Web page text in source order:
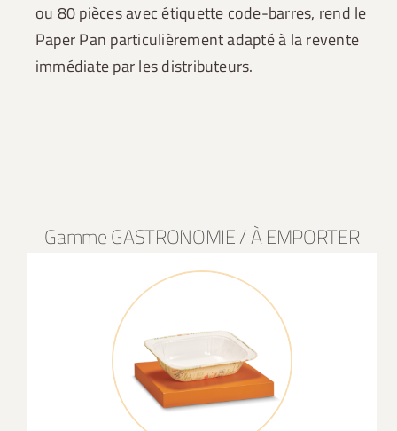
ou 80 pièces avec étiquette code-barres, rend le
Paper Pan particulièrement adapté à la revente
immédiate par les distributeurs.
Gamme GASTRONOMIE / À EMPORTER